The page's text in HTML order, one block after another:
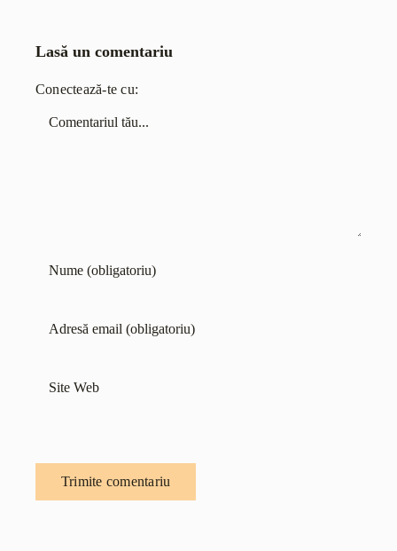
Lasă un comentariu
Conectează-te cu:
Comentariu